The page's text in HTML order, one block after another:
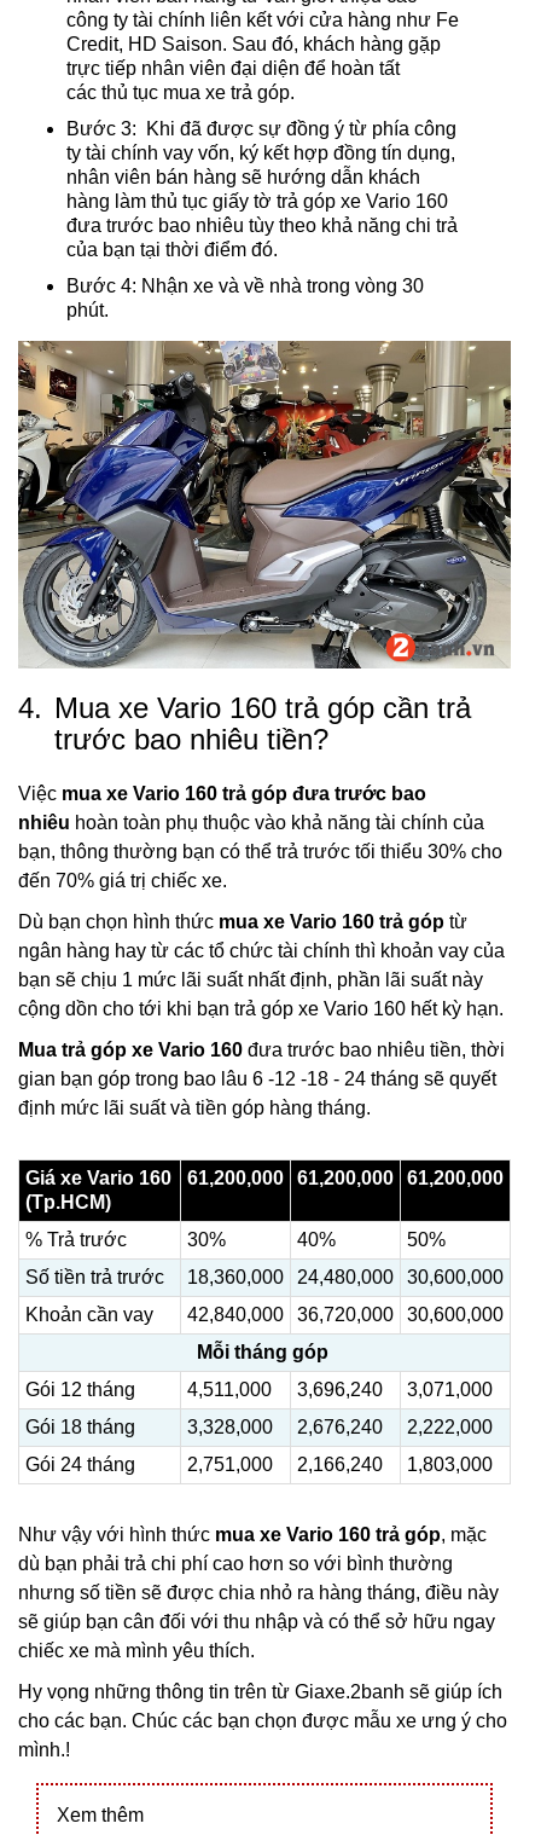
công ty tài chính liên kết với cửa hàng như Fe
Credit, HD Saison. Sau đó, khách hàng gặp
trực tiếp nhân viên đại diện để hoàn tất
các thủ tục mua xe trả góp.
Bước 3: Khi đã được sự đồng ý từ phía công
ty tài chính vay vốn, ký kết hợp đồng tín dụng,
nhân viên bán hàng sẽ hướng dẫn khách
hàng làm thủ tục giấy tờ trả góp xe Vario 160
đưa trước bao nhiêu tùy theo khả năng chi trả
của bạn tại thời điểm đó.
Bước 4: Nhận xe và về nhà trong vòng 30
phút.
4. Mua xe Vario 160 trả góp cần trả
trước bao nhiêu tiền?
Việc mua xe Vario 160 trả góp đưa trước bao
nhiêu hoàn toàn phụ thuộc vào khả năng tài chính của
bạn, thông thường bạn có thể trả trước tối thiểu 30% cho
đến 70% giá trị chiếc xe.
Dù bạn chọn hình thức mua xe Vario 160 trả góp từ
ngân hàng hay từ các tổ chức tài chính thì khoản vay của
bạn sẽ chịu 1 mức lãi suất nhất định, phần lãi suất này
cộng dồn cho tới khi bạn trả góp xe Vario 160 hết kỳ hạn.
Mua trả góp xe Vario 160 đưa trước bao nhiêu tiền, thời
gian bạn góp trong bao lâu 6 -12 -18 - 24 tháng sẽ quyết
định mức lãi suất và tiền góp hàng tháng.
Giá xe Vario 160
(Tp.HCM)
61,200,000 61,200,000 61,200,000
% Trả trước 30% 40%
50%
Số tiền trả trước
18,360,000 24,480,000
30,600,000
Khoản cần vay
42,840,000 36,720,000
30,600,000
Mỗi tháng góp
Gói 12 tháng
4,511,000 3,696,240
3,071,000
Gói 18 tháng
3,328,000 2,676,240
2,222,000
Gói 24 tháng
2,751,000 2,166,240 1,803,000
Như vậy với hình thức mua xe Vario 160 trả góp, mặc
dù bạn phải trả chi phí cao hơn so với bình thường
nhưng số tiền sẽ được chia nhỏ ra hàng tháng, điều này
sẽ giúp bạn cân đối với thu nhập và có thể sở hữu ngay
chiếc xe mà mình yêu thích.
Hy vọng những thông tin trên từ Giaxe.2banh sẽ giúp ích
cho các bạn. Chúc các bạn chọn được mẫu xe ưng ý cho
mình.!
Xem thêm